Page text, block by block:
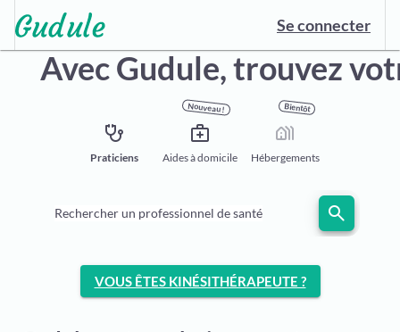
Se connecter
Avec Gudule,trouvez
stethoscope
Praticiens
Nouveau !
medical_services
Aides à domicile
Bientôt
holiday_village
Hébergements
Rechercher un professionnel de santé search
VOUS ÊTES KINÉSITHÉRAPEUTE ?